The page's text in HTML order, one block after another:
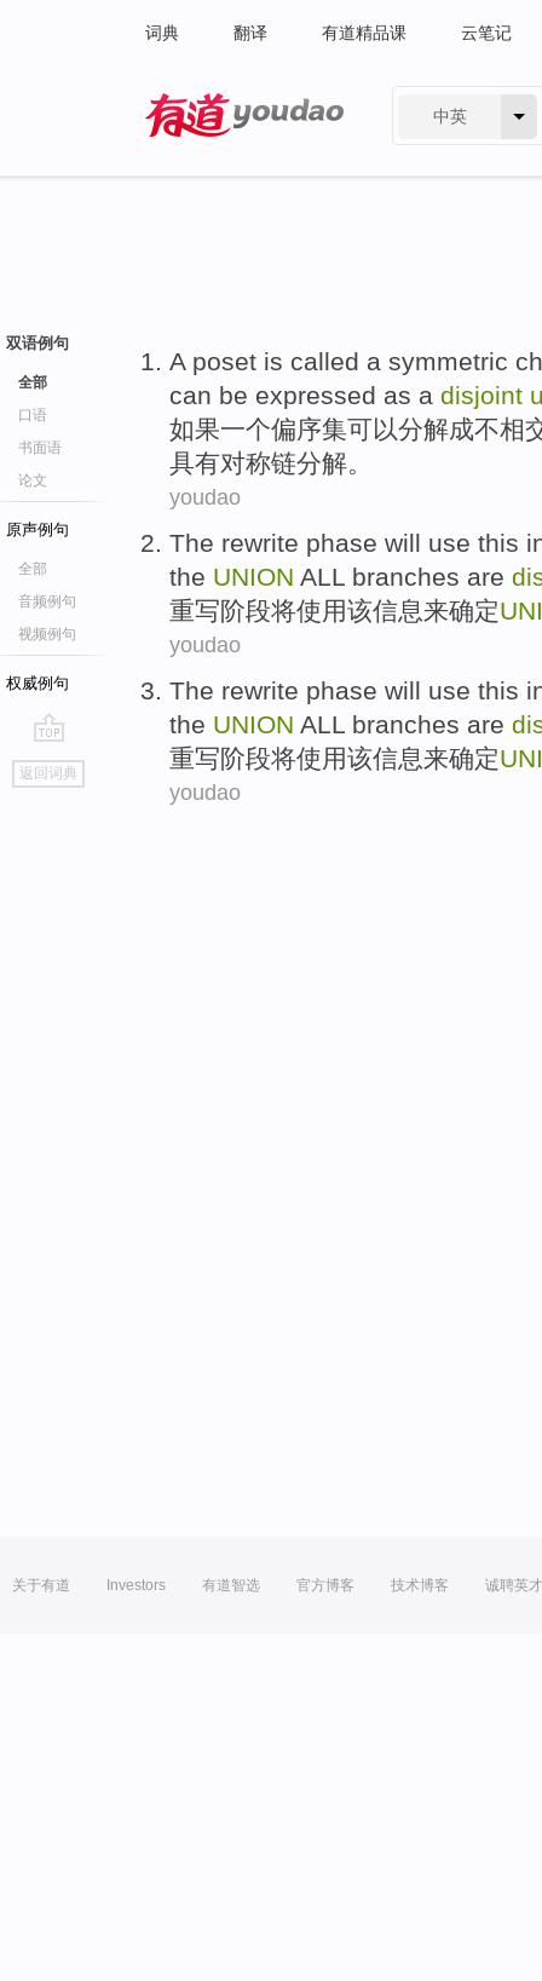
词典 翻译 有道精品课 云笔记
中英
双语例句
全部
口语
书面语
论文
原声例句
全部
音频例句
视频例句
权威例句
go
top
返回词典
A poset is called a symmetric
can be expressed as a disjoint
如果一个偏序集可以分解成不相
具有对称链分解。
youdao
The rewrite phase will use this
the UNION ALL branches are
重写阶段将使用该信息来确定
youdao
The rewrite phase will use this
the UNION ALL branches are
重写阶段将使用该信息来确定
youdao
关于有道 Investors 有道智选 官方博客 技术博客 诚聘英才